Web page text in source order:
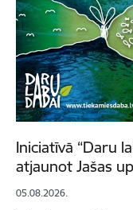
Iniciatīvā “Daru
atjaunot Jašas
05.08.2026.